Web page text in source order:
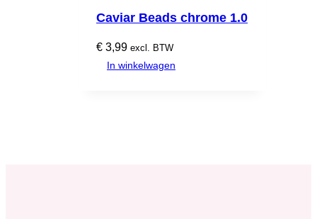
Caviar Beads chrome 1.0
€ 3,99 excl. BTW
In winkelwagen